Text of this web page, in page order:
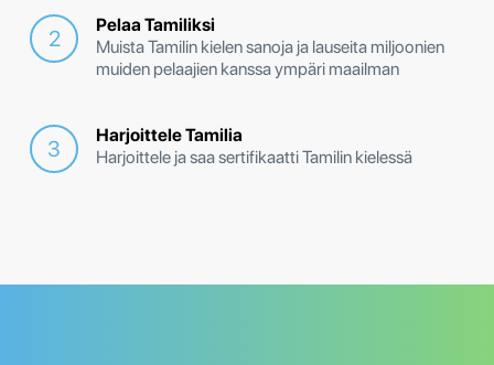
Pelaa Tamiliksi
Muista Tamilin kielen sanoja ja lauseita miljoonien
muiden pelaajien kanssa ympäri maailman
Harjoittele Tamilia
Harjoittele ja saa sertifikaatti Tamilin kielessä